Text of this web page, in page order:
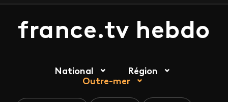
france.tv hebdo
National
Région
Outre-mer